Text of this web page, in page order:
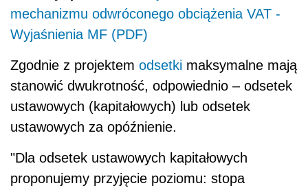
mechanizmu odwróconego obciążenia VAT -
Wyjaśnienia MF (PDF)
Zgodnie z projektem odsetki maksymalne mają
stanowić dwukrotność, odpowiednio – odsetek
ustawowych (kapitałowych) lub odsetek
ustawowych za opóźnienie.
"Dla odsetek ustawowych kapitałowych
proponujemy przyjęcie poziomu: stopa